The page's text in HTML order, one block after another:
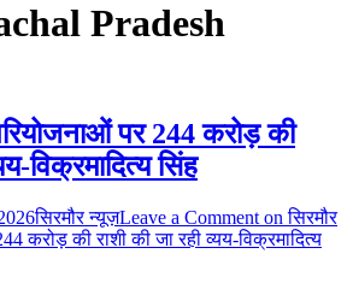
Pradesh
पर 244 करोड़ की
विक्रमादित्य सिंह
सिरमौर न्यूज़Leave a Comment on सिरमौर
करोड़ की राशी की जा रही व्यय-विक्रमादित्य